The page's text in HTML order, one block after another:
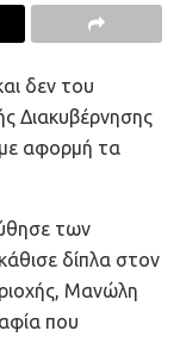
δεν του
Διακυβέρνησης
αφορμή τα
των
κάθισε δίπλα στον
Μανώλη
που